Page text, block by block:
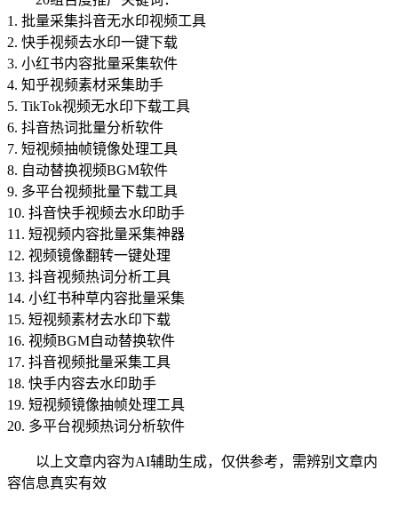
1. 批量采集抖音无水印视频工具
2. 快手视频去水印一键下载
3. 小红书内容批量采集软件
4. 知乎视频素材采集助手
5. TikTok视频无水印下载工具
6. 抖音热词批量分析软件
7. 短视频抽帧镜像处理工具
8. 自动替换视频BGM软件
9. 多平台视频批量下载工具
10. 抖音快手视频去水印助手
11. 短视频内容批量采集神器
12. 视频镜像翻转一键处理
13. 抖音视频热词分析工具
14. 小红书种草内容批量采集
15. 短视频素材去水印下载
16. 视频BGM自动替换软件
17. 抖音视频批量采集工具
18. 快手内容去水印助手
19. 短视频镜像抽帧处理工具
20. 多平台视频热词分析软件
以上文章内容为AI辅助生成，仅供参考，需辨别文章内
容信息真实有效